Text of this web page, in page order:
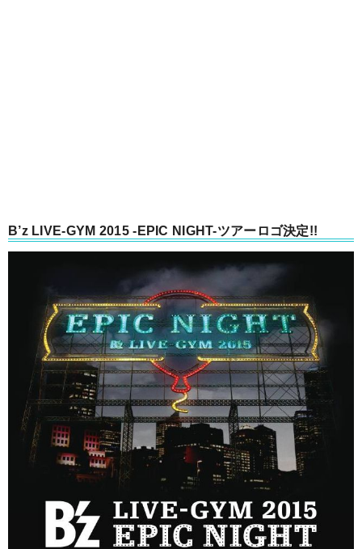
B’z LIVE-GYM 2015 -EPIC NIGHT-ツアーロゴ決定!!